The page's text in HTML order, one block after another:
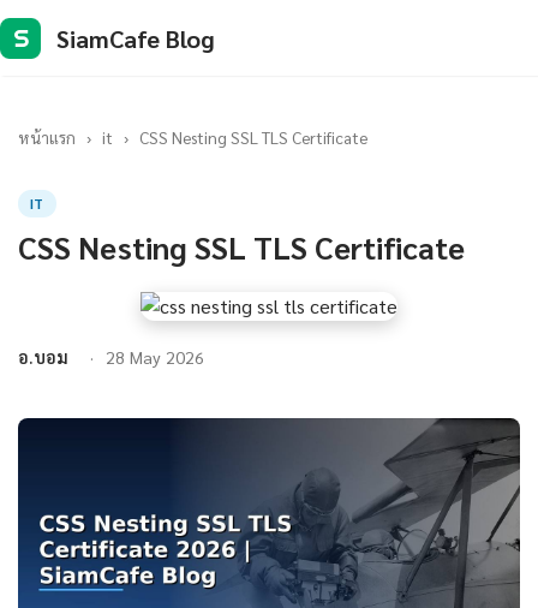
S SiamCafe Blog
หน้าแรก › it › CSS Nesting SSL TLS Certificate
IT
CSS Nesting SSL TLS Certificate
อ.บอม 28 May 2026